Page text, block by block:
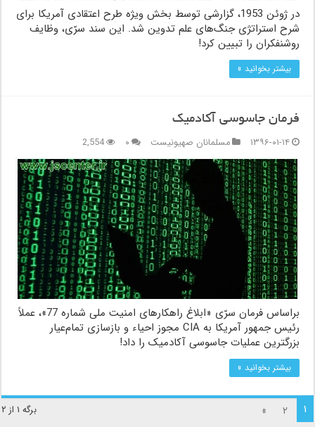
در ژوئن 1953، گزارشی توسط بخش ویژه طرح اعتقادی آمریکا برای
شرح استراتژی جنگ‌های علم تدوین شد. این سند سرّی، وظایف
روشنفکران را تبیین کرد!
بیشتر بخوانید »
فرمان جاسوسی آکادمیک
۱۳۹۶-۰۱-۱۴
مسلمانان صهیونیست ۰ 2,554
براساس فرمان سرّی «ابلاغ راهکارهای امنیت ملی شماره 77»، عملاً
رئیس جمهور آمریکا به CIA مجوز احیاء و بازسازی تمام‌عیار
بزرگترین عملیات جاسوسی آکادمیک را داد!
بیشتر بخوانید »
برگه ۱ از ۲ ۱ ۲ »